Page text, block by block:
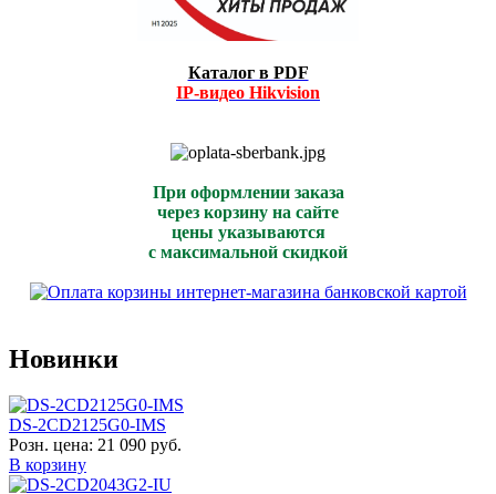
Каталог в PDF
IP-видео Hikvision
При оформлении заказа
через корзину на сайте
цены указываются
с максимальной скидкой
Новинки
DS-2CD2125G0-IMS
Розн. цена: 21 090 руб.
В корзину